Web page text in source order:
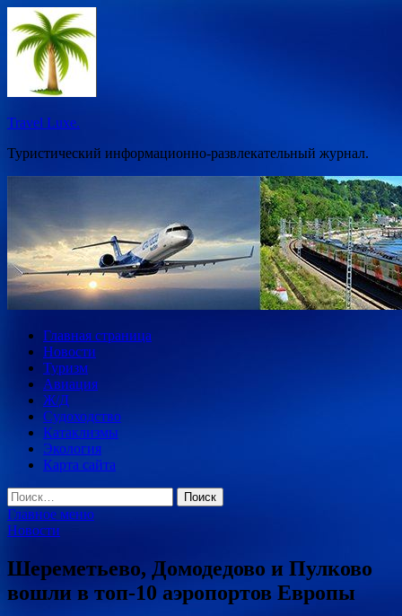
Перейти
к
содержимому
Travel Luxe.
Туристический информационно-развлекательный журнал.
Главная страница
Новости
Туризм
Авиация
Ж/Д
Судоходство
Катаклизмы
Экология
Карта сайта
Найти:
Главное меню
Новости
Шереметьево, Домодедово и Пулково
вошли в топ-10 аэропортов Европы